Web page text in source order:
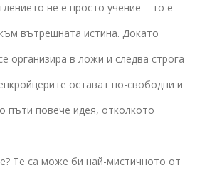
не е просто учение – то е
вътрешната истина. Докато
организира в ложи и следва строга
остават по-свободни и
пъти повече идея, отколкото
Те са може би най-мистичното от